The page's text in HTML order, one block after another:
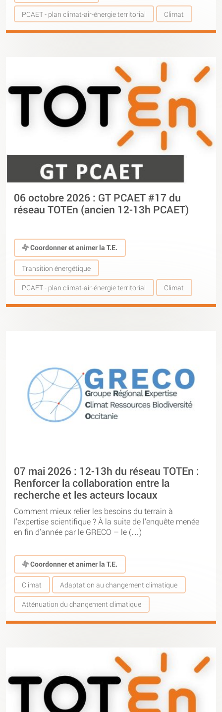
PCAET - plan climat-air-énergie territorial Climat
06 octobre 2026 : GT PCAET #17 du
réseau TOTEn (ancien 12-13h PCAET)
Coordonner et animer la T.E.
Transition énergétique
PCAET - plan climat-air-énergie territorial Climat
07 mai 2026 : 12-13h du réseau TOTEn :
Renforcer la collaboration entre la
recherche et les acteurs locaux
Comment mieux relier les besoins du terrain à
l’expertise scientifique ? À la suite de l’enquête menée
en fin d’année par le GRECO – le (…)
Coordonner et animer la T.E.
Climat Adaptation au changement climatique
Atténuation du changement climatique